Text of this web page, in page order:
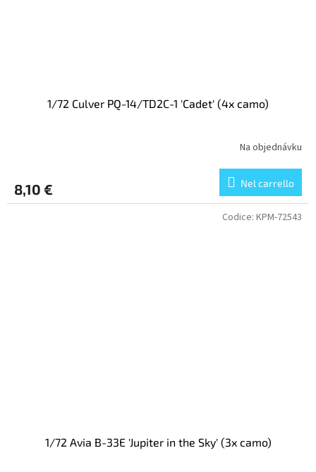
1/72 Culver PQ-14/TD2C-1 'Cadet' (4x camo)
Na objednávku
8,10 € Nel carrello
1/72 Avia B-33E 'Jupiter in the Sky' (3x camo)
Codice: KPM-72543